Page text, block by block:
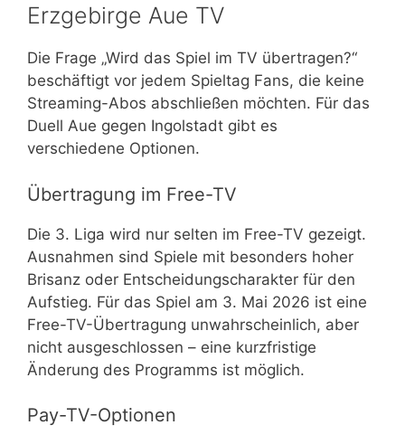
Erzgebirge Aue TV
Die Frage „Wird das Spiel im TV übertragen?“
beschäftigt vor jedem Spieltag Fans, die keine
Streaming-Abos abschließen möchten. Für das
Duell Aue gegen Ingolstadt gibt es
verschiedene Optionen.
Übertragung im Free-TV
Die 3. Liga wird nur selten im Free-TV gezeigt.
Ausnahmen sind Spiele mit besonders hoher
Brisanz oder Entscheidungscharakter für den
Aufstieg. Für das Spiel am 3. Mai 2026 ist eine
Free-TV-Übertragung unwahrscheinlich, aber
nicht ausgeschlossen – eine kurzfristige
Änderung des Programms ist möglich.
Pay-TV-Optionen